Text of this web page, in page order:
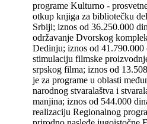
programe Kulturno -
otkup knjiga za bibliotečku
Srbiji; iznos od 36.250.000
održavanje Dvorskog
Dedinju; iznos od 41.790.000
stimulaciju filmske
srpskog filma; iznos od
je za programe u oblasti
narodnog stvaralaštva i
manjina; iznos od 544.000
realizaciju Regionalnog